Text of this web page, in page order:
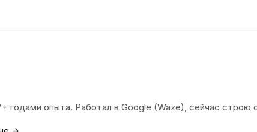
годами опыта. Работал в Google (Waze), сейчас